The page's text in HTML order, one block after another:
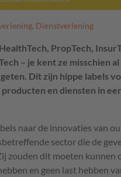
, Dienstverlening
PropTech,
– je kent ze misschien
Dit zijn hippe labels
en diensten in
naar de innovaties van
sector die de
zouden dit moeten kunnen
en geen last hebben